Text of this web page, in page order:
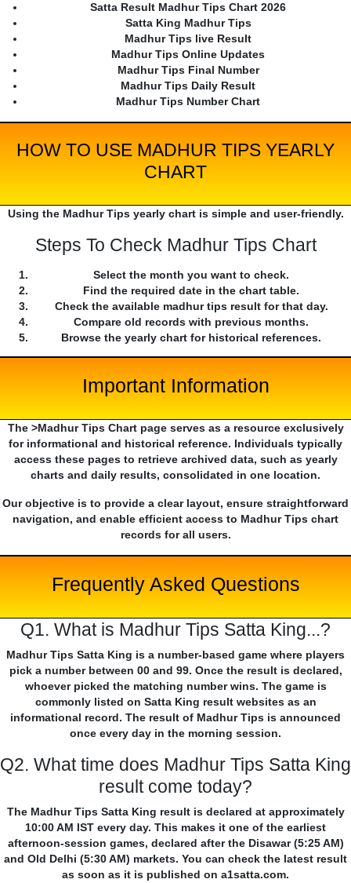
Satta Result Madhur Tips Chart 2026
Satta King Madhur Tips
Madhur Tips live Result
Madhur Tips Online Updates
Madhur Tips Final Number
Madhur Tips Daily Result
Madhur Tips Number Chart
HOW TO USE MADHUR TIPS YEARLY
CHART
Using the Madhur Tips yearly chart is simple and user-friendly.
Steps To Check Madhur Tips Chart
Select the month you want to check.
Find the required date in the chart table.
Check the available madhur tips result for that day.
Compare old records with previous months.
Browse the yearly chart for historical references.
Important Information
The >Madhur Tips Chart page serves as a resource exclusively
for informational and historical reference. Individuals typically
access these pages to retrieve archived data, such as yearly
charts and daily results, consolidated in one location.
Our objective is to provide a clear layout, ensure straightforward
navigation, and enable efficient access to Madhur Tips chart
records for all users.
Frequently Asked Questions
Q1. What is Madhur Tips Satta King...?
Madhur Tips Satta King is a number-based game where players
pick a number between 00 and 99. Once the result is declared,
whoever picked the matching number wins. The game is
commonly listed on Satta King result websites as an
informational record. The result of Madhur Tips is announced
once every day in the morning session.
Q2. What time does Madhur Tips Satta King
result come today?
The Madhur Tips Satta King result is declared at approximately
10:00 AM IST every day. This makes it one of the earliest
afternoon-session games, declared after the Disawar (5:25 AM)
and Old Delhi (5:30 AM) markets. You can check the latest result
as soon as it is published on a1satta.com.